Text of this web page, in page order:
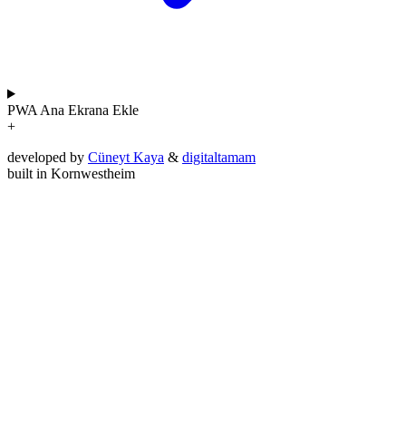
PWA Ana Ekrana Ekle
+
developed by Cüneyt Kaya & digitaltamam
built in Kornwestheim